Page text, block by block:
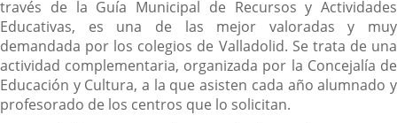
través de la Guía Municipal de Recursos y Actividades
Educativas, es una de las mejor valoradas y muy
demandada por los colegios de Valladolid. Se trata de una
actividad complementaria, organizada por la Concejalía de
Educación y Cultura, a la que asisten cada año alumnado y
profesorado de los centros que lo solicitan.